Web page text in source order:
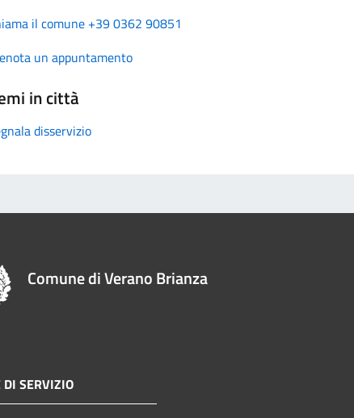
il comune +39 0362 90851
un appuntamento
in città
disservizio
Comune di Verano Brianza
DI SERVIZIO